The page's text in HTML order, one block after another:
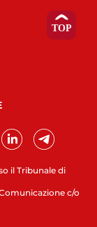
il Tribunale di
c/o